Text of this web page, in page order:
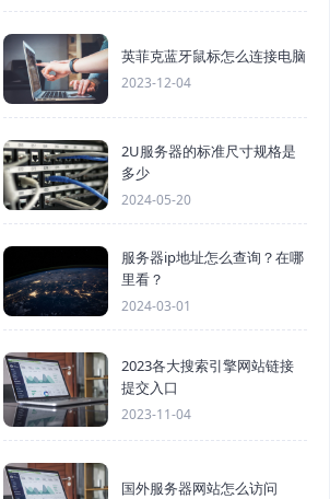
英菲克蓝牙鼠标怎么连接电脑
2023-12-04
2U服务器的标准尺寸规格是
多少
2024-05-20
服务器ip地址怎么查询？在哪
里看？
2024-03-01
2023各大搜索引擎网站链接
提交入口
2023-11-04
国外服务器网站怎么访问